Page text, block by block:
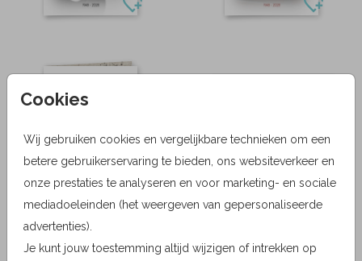
Cookies
Wij gebruiken cookies en vergelijkbare technieken om een
betere gebruikerservaring te bieden, ons websiteverkeer en
onze prestaties te analyseren en voor marketing- en sociale
mediadoeleinden (het weergeven van gepersonaliseerde
advertenties).
Je kunt jouw toestemming altijd wijzigen of intrekken op